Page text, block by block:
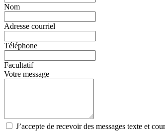
Nom
Adresse courriel
Téléphone
Facultatif
Votre message
J’accepte de recevoir des messages texte et